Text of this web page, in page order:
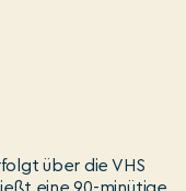
über die VHS